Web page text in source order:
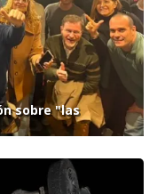
sobre "las